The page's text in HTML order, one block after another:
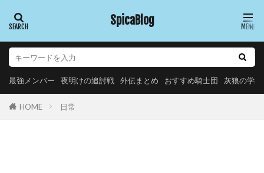
SpicaBlog
最強メンバー 夜明けの追討戦 外伝まとめ おすすめ騎士団 灰狼の学級
HOME 日常